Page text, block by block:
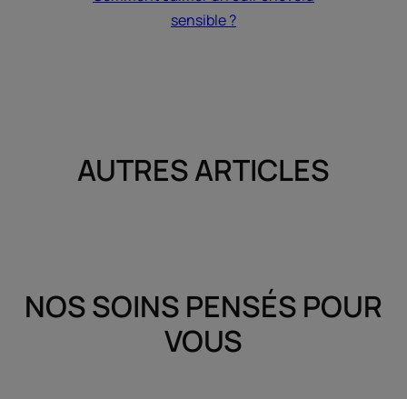
sensible ?
AUTRES ARTICLES
NOS SOINS PENSÉS POUR
VOUS